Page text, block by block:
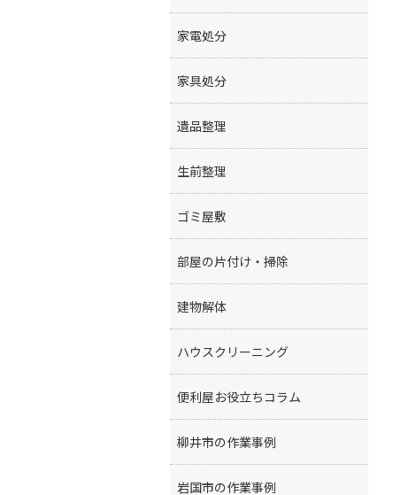
家電処分
家具処分
遺品整理
生前整理
ゴミ屋敷
部屋の片付け・掃除
建物解体
ハウスクリーニング
便利屋お役立ちコラム
柳井市の作業事例
岩国市の作業事例